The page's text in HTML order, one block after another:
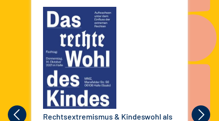
Rechtsextremismus & Kindeswohl als